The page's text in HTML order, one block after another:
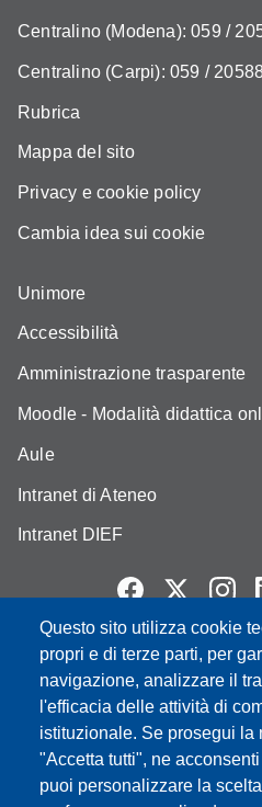
Questo sito utilizza cookie
propri e di terze parti, per
navigazione, analizzare il
l'efficacia delle attività di
istituzionale. Se prosegui la
"Accetta tutti", ne
puoi personalizzare la
Centralino (Modena): 059 /
Centralino (Carpi): 059 /
Rubrica
Mappa del sito
Privacy e cookie policy
Cambia idea sui cookie
Unimore
Accessibilità
Amministrazione trasparente
Moodle - Modalità didattica
Aule
Intranet di Ateneo
Intranet DIEF
Partita IVA: 00427620364
e-mail: urp@unimore.it
PEC: primo contatto:
Indirizzo ReGIndE per notifica
direzionelegale@pec.unimore.it
Sede di Modena: Via Università